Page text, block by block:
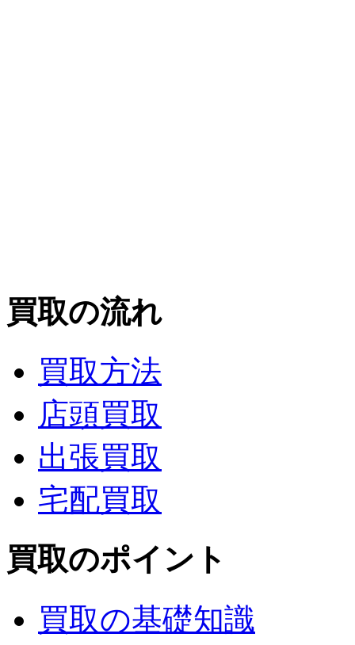
買取の流れ
買取方法
店頭買取
出張買取
宅配買取
買取のポイント
買取の基礎知識